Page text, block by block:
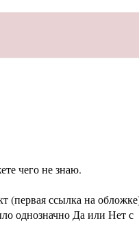
чего не знаю.
(первая ссылка на
однозначно Да или Нет с